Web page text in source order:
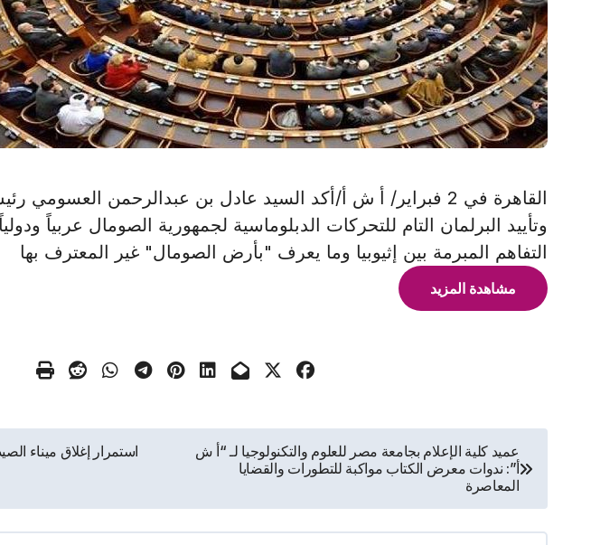
القاهرة في 2 فبراير/ أ ش أ/أكد السيد عادل بن عبدالرحمن
وتأييد البرلمان التام للتحركات الدبلوماسية لجمهورية الصومال عربياً
التفاهم المبرمة بين إثيوبيا وما يعرف "بأرض الصومال" غير المعترف بها
مشاهدة المزيد
تصفّح
المقالات
عميد كلية الإعلام بجامعة مصر للعلوم والتكنولوجيا لـ “أ ش
أ”: ندوات معرض الكتاب مواكبة للتطورات والقضايا
المعاصرة
استمرار إغلاق ميناء